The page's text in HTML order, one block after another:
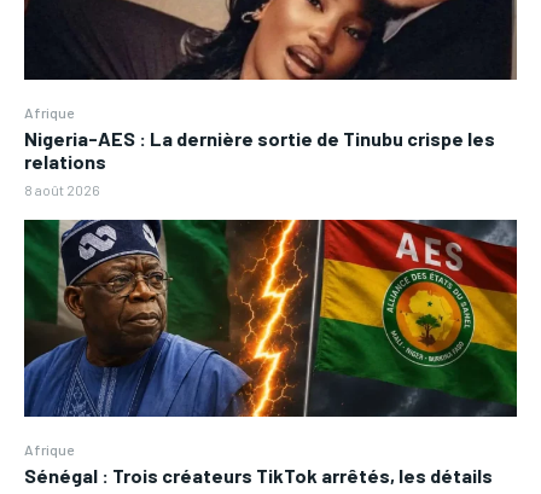
Afrique
Nigeria-AES : La dernière sortie de Tinubu crispe les
relations
8 août 2026
Afrique
Sénégal : Trois créateurs TikTok arrêtés, les détails